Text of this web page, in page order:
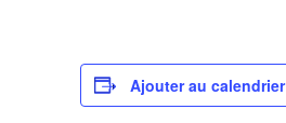
Ajouter au calendrier